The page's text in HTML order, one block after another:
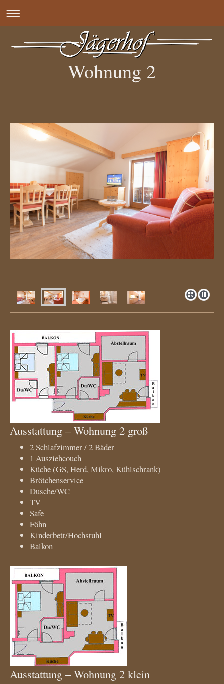
Wohnung 2
Ausstattung – Wohnung 2 groß
2 Schlafzimmer / 2 Bäder
1 Ausziehcouch
Küche (GS, Herd, Mikro, Kühlschrank)
Brötchenservice
Dusche/WC
TV
Safe
Föhn
Kinderbett/Hochstuhl
Balkon
Ausstattung – Wohnung 2 klein